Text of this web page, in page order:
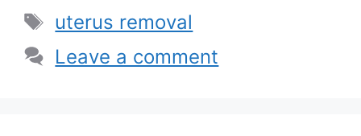
Tags
uterus removal
Leave a comment